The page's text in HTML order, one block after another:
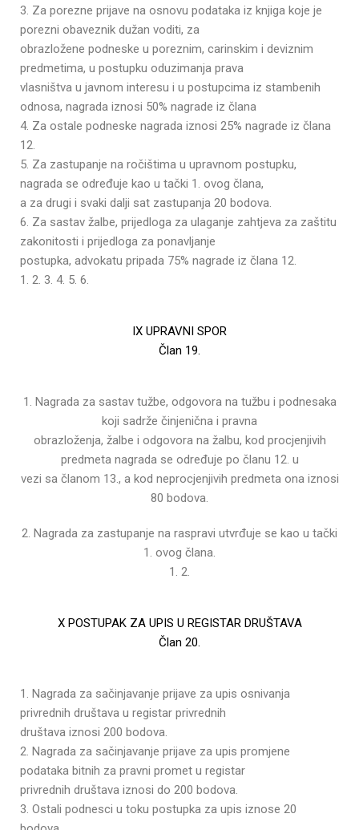
3. Za porezne prijave na osnovu podataka iz knjiga koje je
porezni obaveznik dužan voditi, za
obrazložene podneske u poreznim, carinskim i deviznim
predmetima, u postupku oduzimanja prava
vlasništva u javnom interesu i u postupcima iz stambenih
odnosa, nagrada iznosi 50% nagrade iz člana
4. Za ostale podneske nagrada iznosi 25% nagrade iz člana
12.
5. Za zastupanje na ročištima u upravnom postupku,
nagrada se određuje kao u tački 1. ovog člana,
a za drugi i svaki dalji sat zastupanja 20 bodova.
6. Za sastav žalbe, prijedloga za ulaganje zahtjeva za zaštitu
zakonitosti i prijedloga za ponavljanje
postupka, advokatu pripada 75% nagrade iz člana 12.
1. 2. 3. 4. 5. 6.
IX UPRAVNI SPOR
Član 19.
1. Nagrada za sastav tužbe, odgovora na tužbu i podnesaka
koji sadrže činjenična i pravna
obrazloženja, žalbe i odgovora na žalbu, kod procjenjivih
predmeta nagrada se određuje po članu 12. u
vezi sa članom 13., a kod neprocjenjivih predmeta ona iznosi
80 bodova.
2. Nagrada za zastupanje na raspravi utvrđuje se kao u tački
1. ovog člana.
1. 2.
X POSTUPAK ZA UPIS U REGISTAR DRUŠTAVA
Član 20.
1. Nagrada za sačinjavanje prijave za upis osnivanja
privrednih društava u registar privrednih
društava iznosi 200 bodova.
2. Nagrada za sačinjavanje prijave za upis promjene
podataka bitnih za pravni promet u registar
privrednih društava iznosi do 200 bodova.
3. Ostali podnesci u toku postupka za upis iznose 20